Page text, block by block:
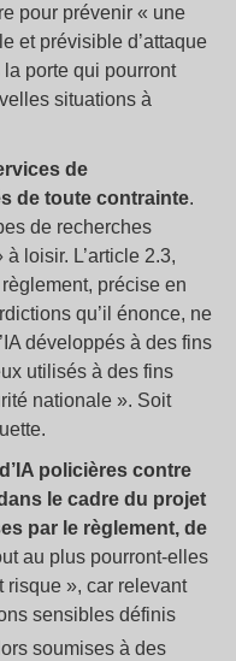
pour prévenir « une
et prévisible d’attaque
porte qui pourront
situations à
de
de toute contrainte.
de recherches
loisir. L’article 2.3,
précise en
qu’il énonce, ne
développés à des fins
utilisés à des fins
nationale ». Soit
policières contre
le cadre du projet
par le règlement, de
au plus pourront-elles
risque », car relevant
sensibles définis
soumises à des